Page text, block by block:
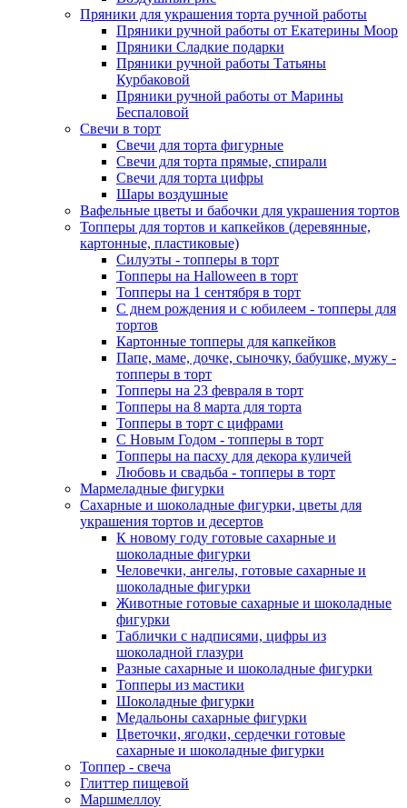
Пряники для украшения торта ручной работы
Пряники ручной работы от Екатерины Моор
Пряники Сладкие подарки
Пряники ручной работы Татьяны
Курбаковой
Пряники ручной работы от Марины
Беспаловой
Свечи в торт
Свечи для торта фигурные
Свечи для торта прямые, спирали
Свечи для торта цифры
Шары воздушные
Вафельные цветы и бабочки для украшения тортов
Топперы для тортов и капкейков (деревянные,
картонные, пластиковые)
Силуэты - топперы в торт
Топперы на Halloween в торт
Топперы на 1 сентября в торт
С днем рождения и с юбилеем - топперы для
тортов
Картонные топперы для капкейков
Папе, маме, дочке, сыночку, бабушке, мужу -
топперы в торт
Топперы на 23 февраля в торт
Топперы на 8 марта для торта
Топперы в торт с цифрами
С Новым Годом - топперы в торт
Топперы на пасху для декора куличей
Любовь и свадьба - топперы в торт
Мармеладные фигурки
Сахарные и шоколадные фигурки, цветы для
украшения тортов и десертов
К новому году готовые сахарные и
шоколадные фигурки
Человечки, ангелы, готовые сахарные и
шоколадные фигурки
Животные готовые сахарные и шоколадные
фигурки
Таблички с надписями, цифры из
шоколадной глазури
Разные сахарные и шоколадные фигурки
Топперы из мастики
Шоколадные фигурки
Медальоны сахарные фигурки
Цветочки, ягодки, сердечки готовые
сахарные и шоколадные фигурки
Топпер - свеча
Глиттер пищевой
Маршмеллоу